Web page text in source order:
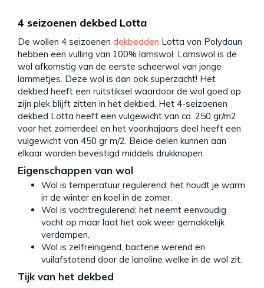
4 seizoenen dekbed Lotta
De wollen 4 seizoenen dekbedden Lotta van Polydaun
hebben een vulling van 100% lamswol. Lamswol is de
wol afkomstig van de eerste scheerwol van jonge
lammetjes. Deze wol is dan ook superzacht! Het
dekbed heeft een ruitstiksel waardoor de wol goed op
zijn plek blijft zitten in het dekbed. Het 4-seizoenen
dekbed Lotta heeft een vulgewicht van ca. 250 gr/m2
voor het zomerdeel en het voor/najaars deel heeft een
vulgewicht van 450 gr m/2. Beide delen kunnen aan
elkaar worden bevestigd middels drukknopen.
Eigenschappen van wol
Wol is temperatuur regulerend; het houdt je warm
in de winter en koel in de zomer.
Wol is vochtregulerend; het neemt eenvoudig
vocht op maar laat het ook weer gemakkelijk
verdampen.
Wol is zelfreinigend, bacterie werend en
vuilafstotend door de lanoline welke in de wol zit.
Tijk van het dekbed